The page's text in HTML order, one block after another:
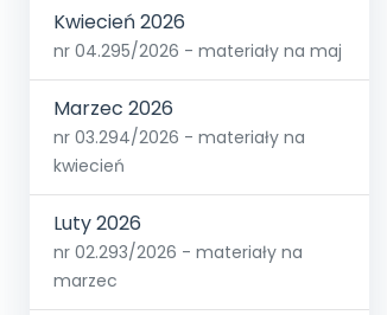
Kwiecień 2026
nr 04.295/2026 - materiały na maj
Marzec 2026
nr 03.294/2026 - materiały na
kwiecień
Luty 2026
nr 02.293/2026 - materiały na
marzec